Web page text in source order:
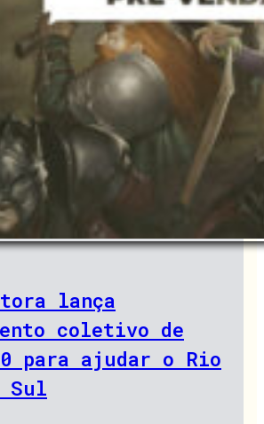
lança
coletivo de
para ajudar o Rio
Sul